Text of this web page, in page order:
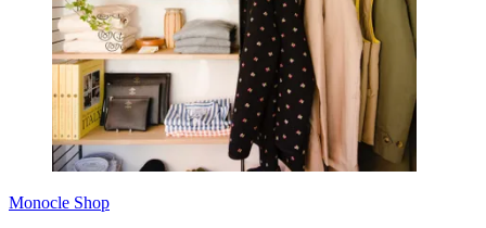
Monocle Shop